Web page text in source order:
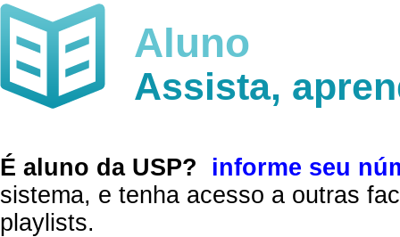
Aluno
Assista,
É aluno da USP?
informe seu
sistema, e tenha acesso a outras
playlists.